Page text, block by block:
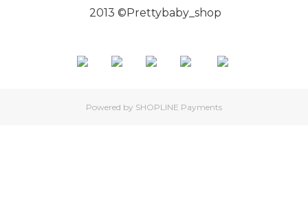
2013 ©Prettybaby_shop
Powered by SHOPLINE Payments